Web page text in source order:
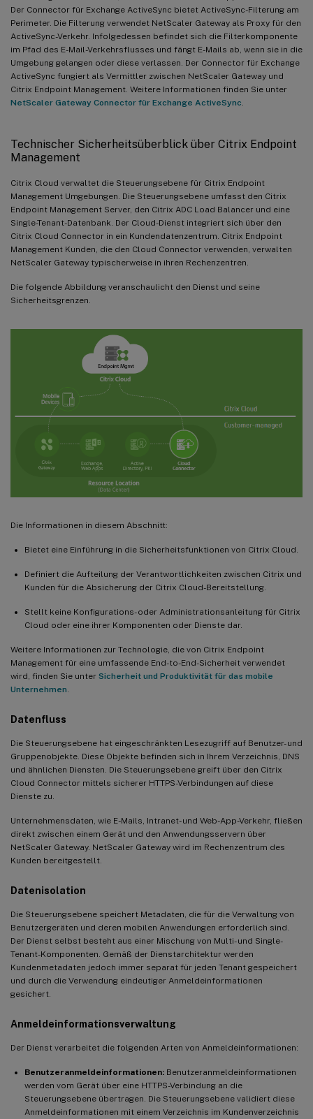
Der Connector für Exchange ActiveSync bietet ActiveSync-Filterung am
Perimeter. Die Filterung verwendet NetScaler Gateway als Proxy für den
ActiveSync-Verkehr. Infolgedessen befindet sich die Filterkomponente
im Pfad des E-Mail-Verkehrsflusses und fängt E-Mails ab, wenn sie in die
Umgebung gelangen oder diese verlassen. Der Connector für Exchange
ActiveSync fungiert als Vermittler zwischen NetScaler Gateway und
Citrix Endpoint Management. Weitere Informationen finden Sie unter
NetScaler Gateway Connector für Exchange ActiveSync.
Technischer Sicherheitsüberblick über Citrix Endpoint
Management
Citrix Cloud verwaltet die Steuerungsebene für Citrix Endpoint
Management Umgebungen. Die Steuerungsebene umfasst den Citrix
Endpoint Management Server, den Citrix ADC Load Balancer und eine
Single-Tenant-Datenbank. Der Cloud-Dienst integriert sich über den
Citrix Cloud Connector in ein Kundendatenzentrum. Citrix Endpoint
Management Kunden, die den Cloud Connector verwenden, verwalten
NetScaler Gateway typischerweise in ihren Rechenzentren.
Die folgende Abbildung veranschaulicht den Dienst und seine
Sicherheitsgrenzen.
Die Informationen in diesem Abschnitt:
Bietet eine Einführung in die Sicherheitsfunktionen von Citrix Cloud.
Definiert die Aufteilung der Verantwortlichkeiten zwischen Citrix und
Kunden für die Absicherung der Citrix Cloud-Bereitstellung.
Stellt keine Konfigurations- oder Administrationsanleitung für Citrix
Cloud oder eine ihrer Komponenten oder Dienste dar.
Weitere Informationen zur Technologie, die von Citrix Endpoint
Management für eine umfassende End-to-End-Sicherheit verwendet
wird, finden Sie unter Sicherheit und Produktivität für das mobile
Unternehmen.
Datenfluss
Die Steuerungsebene hat eingeschränkten Lesezugriff auf Benutzer- und
Gruppenobjekte. Diese Objekte befinden sich in Ihrem Verzeichnis, DNS
und ähnlichen Diensten. Die Steuerungsebene greift über den Citrix
Cloud Connector mittels sicherer HTTPS-Verbindungen auf diese
Dienste zu.
Unternehmensdaten, wie E-Mails, Intranet- und Web-App-Verkehr, fließen
direkt zwischen einem Gerät und den Anwendungsservern über
NetScaler Gateway. NetScaler Gateway wird im Rechenzentrum des
Kunden bereitgestellt.
Datenisolation
Die Steuerungsebene speichert Metadaten, die für die Verwaltung von
Benutzergeräten und deren mobilen Anwendungen erforderlich sind.
Der Dienst selbst besteht aus einer Mischung von Multi- und Single-
Tenant-Komponenten. Gemäß der Dienstarchitektur werden
Kundenmetadaten jedoch immer separat für jeden Tenant gespeichert
und durch die Verwendung eindeutiger Anmeldeinformationen
gesichert.
Anmeldeinformationsverwaltung
Der Dienst verarbeitet die folgenden Arten von Anmeldeinformationen:
Benutzeranmeldeinformationen: Benutzeranmeldeinformationen
werden vom Gerät über eine HTTPS-Verbindung an die
Steuerungsebene übertragen. Die Steuerungsebene validiert diese
Anmeldeinformationen mit einem Verzeichnis im Kundenverzeichnis